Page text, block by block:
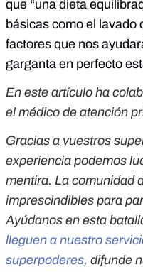
que “una dieta
básicas como el lavado
factores que nos
garganta en perfecto
En este artículo ha
el médico de atención
Gracias a vuestros
experiencia podemos
mentira. La comunidad
imprescindibles para
Ayúdanos en esta
lleguen a nuestro
superpoderes, difunde